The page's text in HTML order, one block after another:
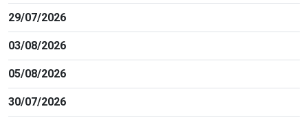
29/07/2026
03/08/2026
05/08/2026
30/07/2026